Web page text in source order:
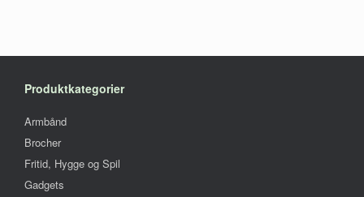
Produktkategorier
Armbånd
Brocher
Fritid, Hygge og Spil
Gadgets